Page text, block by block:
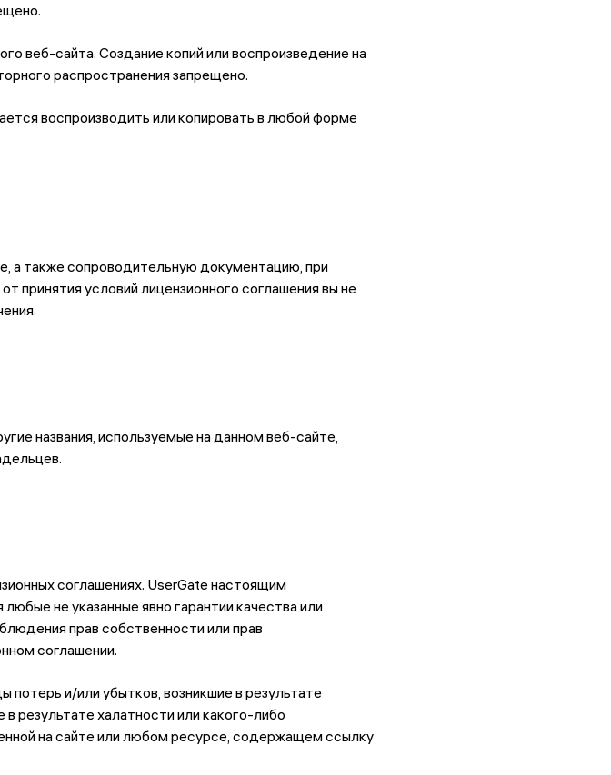
веб-сайта. Создание копий или воспроизведение на
распространения запрещено.
воспроизводить или копировать в любой форме
а также сопроводительную документацию, при
принятия условий лицензионного соглашения вы не
названия, используемые на данном веб-сайте,
соглашениях. UserGate настоящим
не указанные явно гарантии качества или
прав собственности или прав
соглашении.
и/или убытков, возникшие в результате
результате халатности или какого-либо
на сайте или любом ресурсе, содержащем ссылку